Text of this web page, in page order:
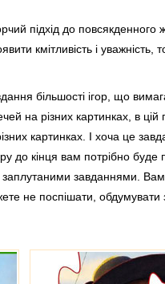
підхід до повсякденного
кмітливість і уважність,
більшості ігор, що
на різних картинках, в цій
картинках. І хоча це
до кінця вам потрібно буде
заплутаними завданнями.
не поспішати, обдумувати